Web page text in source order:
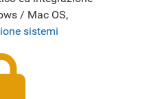
/ Mac OS,
sistemi